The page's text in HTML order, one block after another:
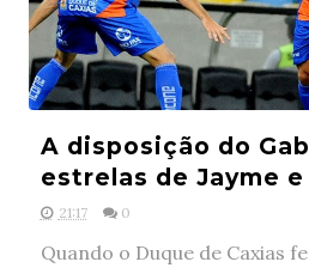
A disposição do
estrelas de Jayme e
21:17 0
Quando o Duque de Caxias